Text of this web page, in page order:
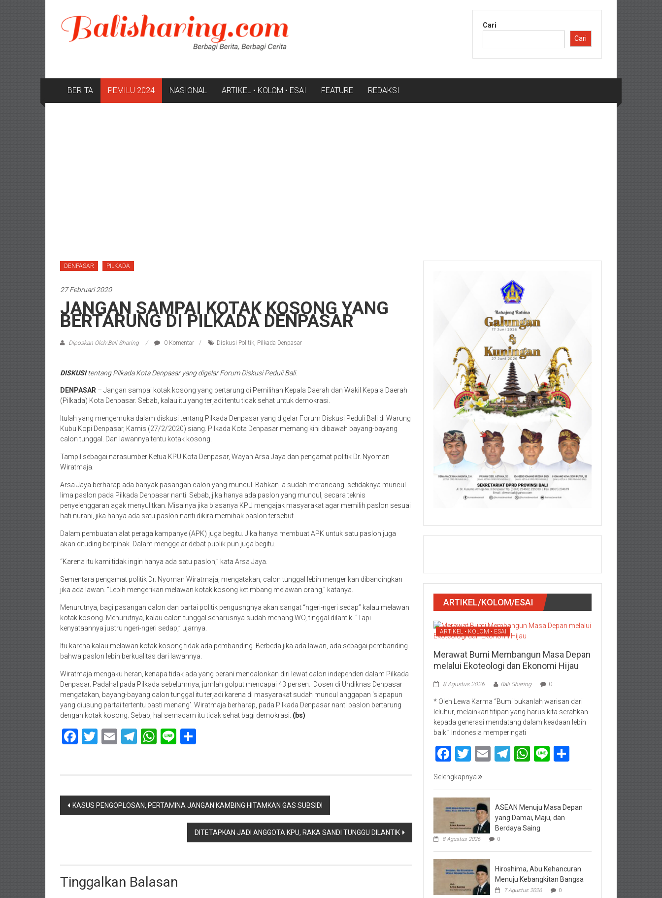
konten
Cari
Cari
BERITA PEMILU 2024 NASIONAL ARTIKEL • KOLOM • ESAI FEATURE REDAKSI
DENPASAR PILKADA
27 Februari 2020
JANGAN SAMPAI KOTAK KOSONG YANG
BERTARUNG DI PILKADA DENPASAR
Diposkan Oleh:Bali Sharing 0 Komentar Diskusi Politik, Pilkada Denpasar
DISKUSItentang Pilkada Kota Denpasar yang digelar Forum Diskusi Peduli Bali.
DENPASAR – Jangan sampai kotak kosong yang bertarung di Pemilihan Kepala Daerah dan Wakil Kepala Daerah
(Pilkada) Kota Denpasar. Sebab, kalau itu yang terjadi tentu tidak sehat untuk demokrasi.
Itulah yang mengemuka dalam diskusi tentang Pilkada Denpasar yang digelar Forum Diskusi Peduli Bali di Warung
Kubu Kopi Denpasar, Kamis (27/2/2020) siang. Pilkada Kota Denpasar memang kini dibawah bayang-bayang
calon tunggal. Dan lawannya tentu kotak kosong.
Tampil sebagai narasumber Ketua KPU Kota Denpasar, Wayan Arsa Jaya dan pengamat politik Dr. Nyoman
Wiratmaja.
Arsa Jaya berharap ada banyak pasangan calon yang muncul. Bahkan ia sudah merancang setidaknya muncul
lima paslon pada Pilkada Denpasar nanti. Sebab, jika hanya ada paslon yang muncul, secara teknis
penyelenggaran agak menyulitkan. Misalnya jika biasanya KPU mengajak masyarakat agar memilih paslon sesuai
hati nurani, jika hanya ada satu paslon nanti dikira memihak paslon tersebut.
Dalam pembuatan alat peraga kampanye (APK) juga begitu. Jika hanya membuat APK untuk satu paslon juga
akan dituding berpihak. Dalam menggelar debat publik pun juga begitu.
“Karena itu kami tidak ingin hanya ada satu paslon,” kata Arsa Jaya.
Sementara pengamat politik Dr. Nyoman Wiratmaja, mengatakan, calon tunggal lebih mengerikan dibandingkan
jika ada lawan. “Lebih mengerikan melawan kotak kosong ketimbang melawan orang,” katanya.
Menurutnya, bagi pasangan calon dan partai politik pengusngnya akan sangat “ngeri-ngeri sedap” kalau melawan
kotak kosong. Menurutnya, kalau calon tunggal seharusnya sudah menang WO, tinggal dilantik. “Tapi
kenyataannya justru ngeri-ngeri sedap,” ujarnya.
Itu karena kalau melawan kotak kosong tidak ada pembanding. Berbeda jika ada lawan, ada sebagai pembanding
bahwa paslon lebih berkualitas dari lawannya.
Wiratmaja mengaku heran, kenapa tidak ada yang berani mencalonkan diri lewat calon independen dalam Pilkada
Denpasar. Padahal pada Pilkada sebelumnya, jumlah golput mencapai 43 persen. Dosen di Undiknas Denpasar
mengatakan, bayang-bayang calon tunggal itu terjadi karena di masyarakat sudah muncul anggapan ‘siapapun
yang diusung partai tertentu pasti menang’. Wiratmaja berharap, pada Pilkada Denpasar nanti paslon bertarung
dengan kotak kosong. Sebab, hal semacam itu tidak sehat bagi demokrasi. (bs)
Facebook
Twitter
EmailTelegram
WhatsApp
Line
Navigasi
KASUS PENGOPLOSAN, PERTAMINA JANGAN KAMBING HITAMKAN GAS SUBSIDI
DITETAPKAN JADI ANGGOTA KPU, RAKA SANDI TUNGGU DILANTIK
Tinggalkan Balasan
ARTIKEL/KOLOM/ESAI
ARTIKEL • KOLOM • ESAI
Merawat Bumi Membangun Masa Depan
melalui Ekoteologi dan Ekonomi Hijau
8 Agustus 2026 Bali Sharing 0
* Oleh Lewa Karma “Bumi bukanlah warisan dari
leluhur, melainkan titipan yang harus kita serahkan
kepada generasi mendatang dalam keadaan lebih
baik.” Indonesia memperingati
Facebook
Twitter
EmailTelegram
WhatsApp
Line
Selengkapnya
ASEAN Menuju Masa Depan
yang Damai, Maju, dan
Berdaya Saing
8 Agustus 2026 0
Hiroshima, Abu Kehancuran
Menuju Kebangkitan Bangsa
7 Agustus 2026 0